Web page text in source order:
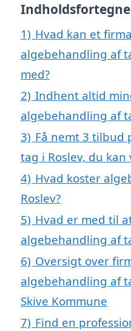
1) Hvad kan et
algebehandling af
med?
2) Indhent altid
algebehandling af
3) Få nemt 3 tilbud
tag i Roslev, du
4) Hvad koster
Roslev?
5) Hvad er med til
algebehandling af
6) Oversigt over
algebehandling af
Skive Kommune
7) Find en